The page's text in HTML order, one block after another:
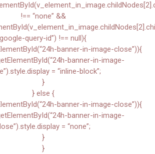
!== “none” &&
google-query-id”) !== null){
banner-in-image-close”)){
banner-in-image-
= “inline-block”;
}
} else {
banner-in-image-close”)){
banner-in-image-
= “none”;
}
}